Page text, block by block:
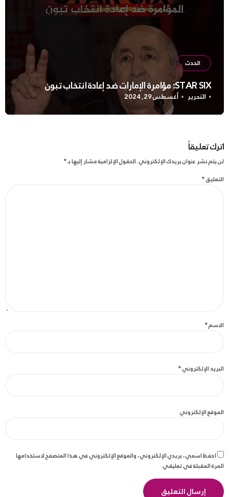
الحدث
STAR SIX: مؤامرة الإمارات ضد إعادة انتخاب تبون
التحرير أغسطس 29, 2024
اترك تعليقاً
لن يتم نشر عنوان بريدك الإلكتروني.الحقول الإلزامية مشار إليها بـ*
التعليق*
الاسم*
البريد الإلكتروني*
الموقع الإلكتروني
احفظ اسمي، بريدي الإلكتروني، والموقع الإلكتروني في هذا المتصفح لاستخدامها
المرة المقبلة في تعليقي.